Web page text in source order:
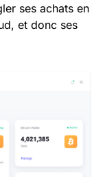
ses achats en
et donc ses